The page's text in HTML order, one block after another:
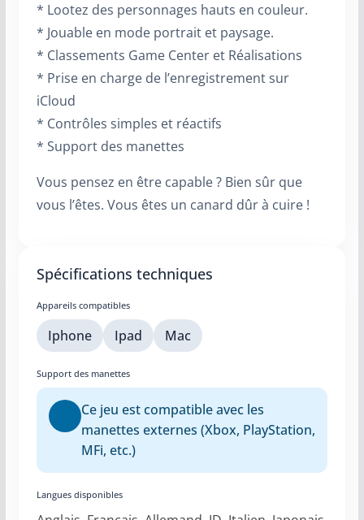
* Lootez des personnages hauts en couleur.
* Jouable en mode portrait et paysage.
* Classements Game Center et Réalisations
* Prise en charge de l’enregistrement sur
iCloud
* Contrôles simples et réactifs
* Support des manettes
Vous pensez en être capable ? Bien sûr que
vous l’êtes. Vous êtes un canard dûr à cuire !
Spécifications techniques
Appareils compatibles
Iphone Ipad Mac
Support des manettes
Ce jeu est compatible avec les
manettes externes (Xbox, PlayStation,
MFi, etc.)
Langues disponibles